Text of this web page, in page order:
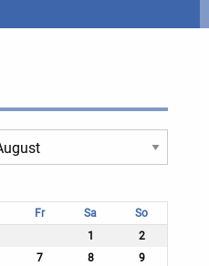
Fr Sa
So
1
2
7 8
9